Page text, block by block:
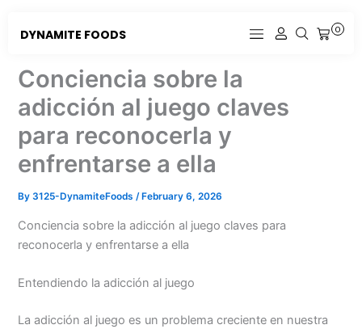
DYNAMITE FOODS 0
CART
Conciencia sobre la
adicción al juego claves
para reconocerla y
enfrentarse a ella
By3125-DynamiteFoods/ February 6, 2026
Conciencia sobre la adicción al juego claves para
reconocerla y enfrentarse a ella
Entendiendo la adicción al juego
La adicción al juego es un problema creciente en nuestra